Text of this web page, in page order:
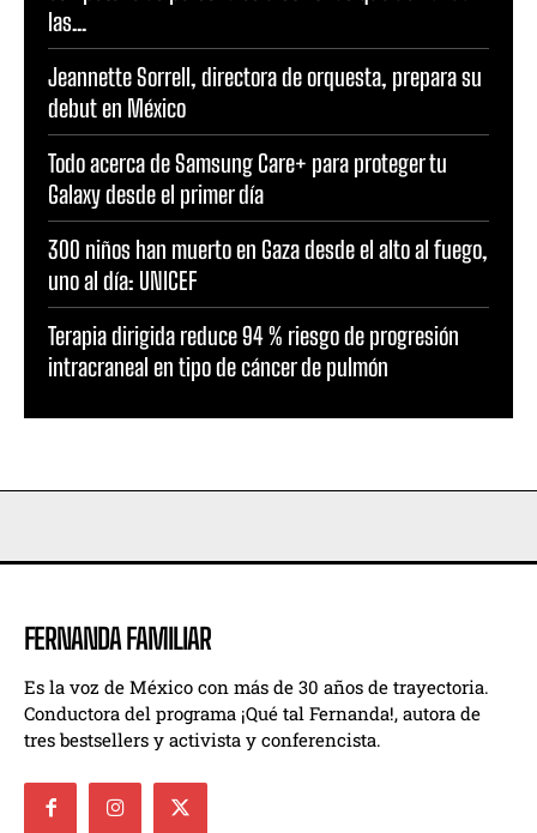
las...
Jeannette Sorrell, directora de orquesta, prepara su
debut en México
Todo acerca de Samsung Care+ para proteger tu
Galaxy desde el primer día
300 niños han muerto en Gaza desde el alto al fuego,
uno al día: UNICEF
Terapia dirigida reduce 94 % riesgo de progresión
intracraneal en tipo de cáncer de pulmón
FERNANDA FAMILIAR
Es la voz de México con más de 30 años de trayectoria.
Conductora del programa ¡Qué tal Fernanda!, autora de
tres bestsellers y activista y conferencista.